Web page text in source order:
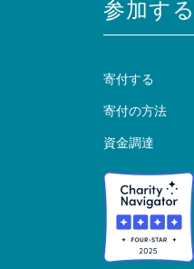
参加する
寄付する
寄付の方法
資金調達